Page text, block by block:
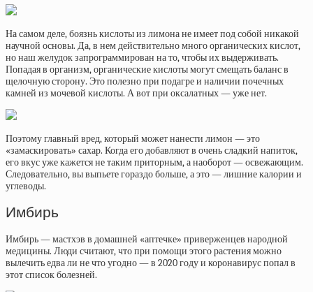
На самом деле, боязнь кислоты из лимона не имеет под собой никакой
научной основы. Да, в нем действительно много органических кислот,
но наш желудок запрограммирован на то, чтобы их выдерживать.
Попадая в организм, органические кислоты могут смещать баланс в
щелочную сторону. Это полезно при подагре и наличии почечных
камней из мочевой кислоты. А вот при оксалатных — уже нет.
Поэтому главный вред, который может нанести лимон — это
«замаскировать» сахар. Когда его добавляют в очень сладкий напиток,
его вкус уже кажется не таким приторным, а наоборот — освежающим.
Следовательно, вы выпьете гораздо больше, а это — лишние калории и
углеводы.
Имбирь
Имбирь — мастхэв в домашней «аптечке» приверженцев народной
медицины. Люди считают, что при помощи этого растения можно
вылечить едва ли не что угодно — в 2020 году и коронавирус попал в
этот список болезней.